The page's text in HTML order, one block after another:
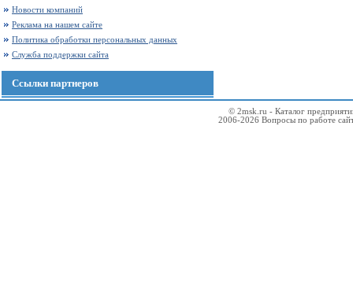
Новости компаний
Реклама на нашем сайте
Политика обработки персональных данных
Служба поддержки сайта
Ссылки партнеров
© 2msk.ru - Каталог
2006-2026 Вопросы по работе